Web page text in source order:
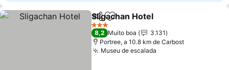
PartilharAdicionar aos favoritos
Sligachan Hotel
3 Estrelas
8,2 Muito boa
3.131
Portree, a 10.8 km de Carbost
Museu de escalada